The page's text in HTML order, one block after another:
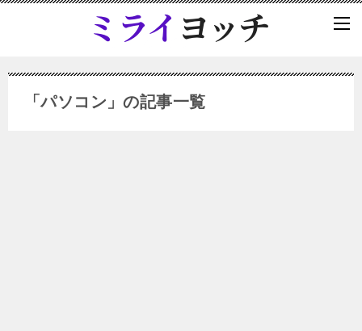
「パソコン」の記事一覧